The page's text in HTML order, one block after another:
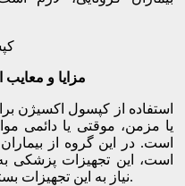
مزایا و
استفاده از کپسول اکسیژن
یا مزمن، موقتی یا دائمی
است. در این گروه از
است، این تجهیزات پزشکی
نیاز به این تجهیزات بسته به‌شدت و نوع بیماری متغیر است.